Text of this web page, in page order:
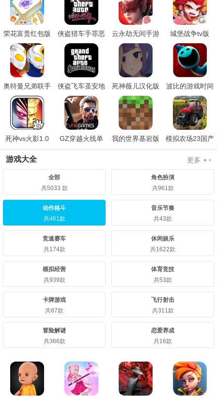
版
荣花富贵红包版
侠盗猎车手罪恶
都市重制版
云永劫无间手游 城堡战争tv版
奥特曼兄弟联手
2双人版
侠盗飞车圣安地
列斯手机版
死神薇儿汉化版
波比的游戏时间
第四章自制中文
版
死神vs火影1.0
GZ穿越火线单
我的世界基岩版
模拟农场23国产
游戏大全 更多
全部
共5033 款
角色扮演
共961款
动作格斗
共461款
音乐节奏
共43款
竞速赛车
共174款
休闲娱乐
共1622款
模拟经营
共939款
体育竞技
共53款
卡牌游戏
共87款
飞行射击
共311款
冒险解谜
共366款
恋爱养成
共16款